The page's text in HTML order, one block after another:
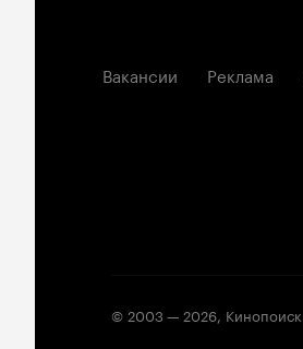
Вакансии Реклама
© 2003 —2026, Кинопоиск